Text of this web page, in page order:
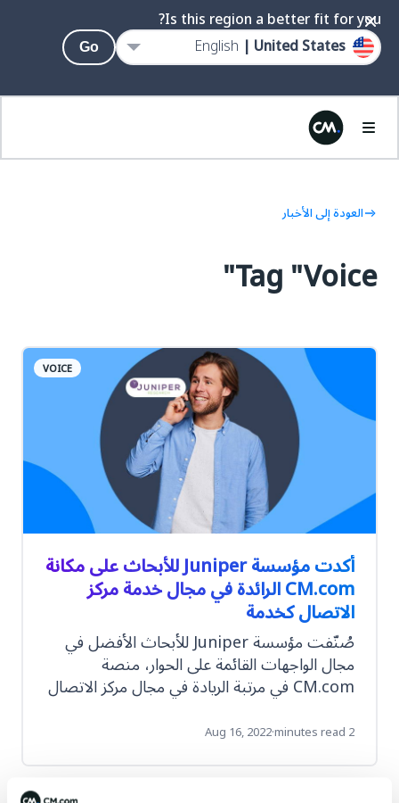
العودة إلى الأخبار
Tag "Voice"
VOICE
أكدت مؤسسة Juniper للأبحاث على مكانة
CM.com الرائدة في مجال خدمة مركز
الاتصال كخدمة
صُنّفت مؤسسة Juniper للأبحاث الأفضل في
مجال الواجهات القائمة على الحوار، منصة
CM.com في مرتبة الريادة في مجال مركز الاتصال
2 minutes read
·
Aug 16, 2022
Is this region a better fit for you?
United States |
English
Go